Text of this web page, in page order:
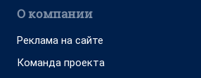
О компании
Реклама на сайте
Команда проекта